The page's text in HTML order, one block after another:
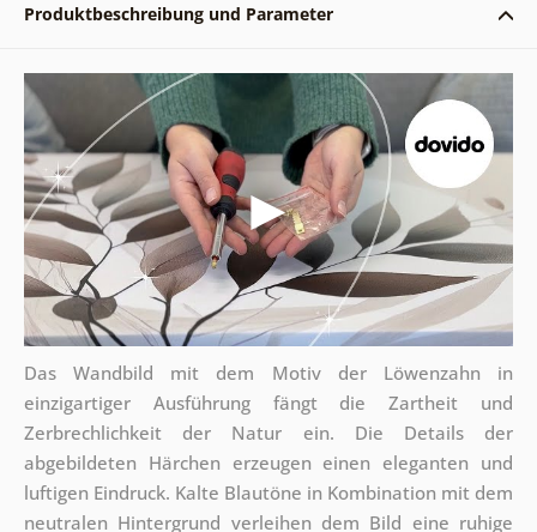
Produktbeschreibung und Parameter
Das Wandbild mit dem Motiv der Löwenzahn in
einzigartiger Ausführung fängt die Zartheit und
Zerbrechlichkeit der Natur ein. Die Details der
abgebildeten Härchen erzeugen einen eleganten und
luftigen Eindruck. Kalte Blautöne in Kombination mit dem
neutralen Hintergrund verleihen dem Bild eine ruhige